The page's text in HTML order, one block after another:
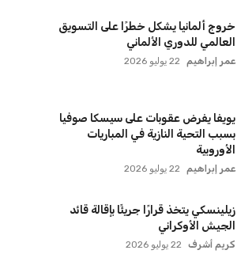
خروج ألمانيا يشكل خطرًا على التسويق
العالمي للدوري الألماني
عمر إبراهيم 22 يوليو 2026
يويفا يفرض عقوبات على سيسكا صوفيا
بسبب التحية النازية في المباريات
الأوروبية
عمر إبراهيم 22 يوليو 2026
زيلينسكي يتخذ قرارًا جريئًا بإقالة قائد
الجيش الأوكراني
كريم أشرف 22 يوليو 2026